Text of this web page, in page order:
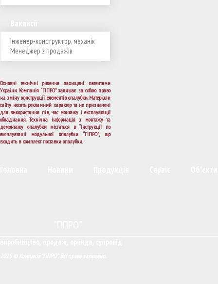
Інженер-конструктор, механік
Менеджер з продажів
Основні технічні рішення захищені патентами
України. Компанія “ГІПРО” залишає за собою право
на зміну конструкції елементів опалубки. Матеріали
сайту носять рекламний характер та не призначені
для використання під час монтажу і експлуатації
обладнання. Технічна інформація з монтажу та
демонтажу опалубки міститься в “Інструкції по
експлуатації модульної опалубки “ГІПРО”, що
входить в комплект поставки опалубки.